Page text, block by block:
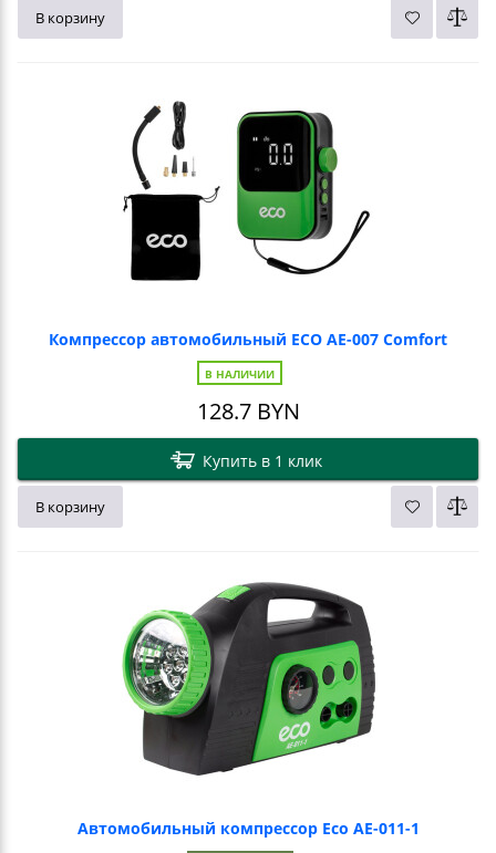
В корзину
Компрессор автомобильный ECO AE-007 Comfort
В НАЛИЧИИ
128.7BYN
Купить в 1 клик
В корзину
Автомобильный компрессор Eco AE-011-1